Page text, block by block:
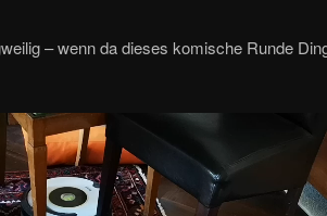
– wenn da dieses komische Runde